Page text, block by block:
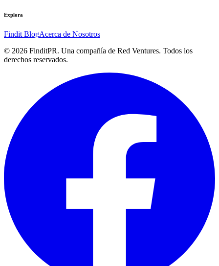
Explora
Findit BlogAcerca de Nosotros
© 2026 FinditPR. Una compañía de Red Ventures. Todos los
derechos reservados.